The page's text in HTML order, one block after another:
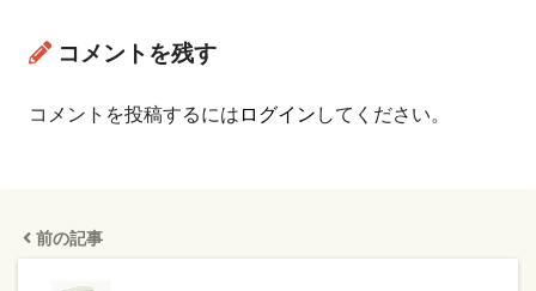
コメントを残す
コメントを投稿するには ログイン してください。
前の記事